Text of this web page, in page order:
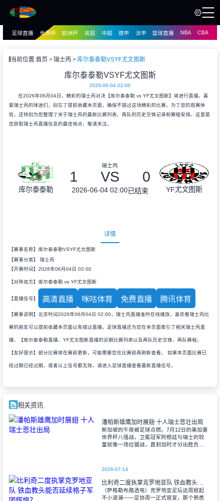
播
足球直播 世界杯 欧洲杯 英超 中超 德甲 法甲 篮球直播 NBA CBA
当前位置:首页 瑞士丙 库尔泰泰勒VSYF尤文图斯
库尔泰泰勒VSYF尤文图斯
2026-06-04 02:00
在2026年06月04日，精彩的瑞士丙对决【库尔泰泰勒 vs YF尤文图斯】将进行直播。喜
爱瑞士丙的球迷们，别忘了提前收藏本页面，确保不错过这场精彩的比赛。为了您的观赛体
验，还特别为您整理了关于瑞士丙的最新比赛列表、两队的历史交锋记录和赛程安排。这里是
您获取瑞士丙直播信息的最佳地点，敬请关注。
库尔泰泰勒
瑞士丙
1 VS 0
2026-06-04 02:00已结束 YF尤文图斯
详情
【赛事名称】库尔泰泰勒VSYF尤文图斯
【赛事分类】 瑞士丙
【开赛时间】2026年06月04日 02:00
【对阵双方】库尔泰泰勒 vs YF尤文图斯
【直播信号】 高清直播 咪咕体育 免费直播 腾讯体育
【赛事说明】北京时间2026年06月04日 02:00，瑞士丙直播准时在线播放，喜欢看瑞士丙比
赛的朋友可以提前收藏本页面以免错过直播。足球直播还为您在本页面索引了相关瑞士丙直
播、【库尔泰泰勒直播、YF尤文图斯直播的近期比赛列表以及两队历史交锋、两队赛程。
【友好提示】部分比赛将在赛前更新，可能需要您在比赛前再刷新查看。 如果本页面比赛已
经过期已经过期，或者以上信号都无效，请进入足球直播查看最新直播信号。
相关资讯
潘帕斯雄鹰加时展翅 十人瑞士悲壮出局
新加坡的午夜被足球点燃。7月12日的美加墨
世界杯八强战，卫冕冠军阿根廷与瑞士的较
量就像一场拉锯战，直到加时才分出胜负。
2026-07-14
比利奇二度执掌克罗地亚队 铁血教头能否延续格子军团辉煌？
（萨格勒布路透电）克罗地亚足坛这周掀起
不小波澜——足协周一正式官宣，那个熟悉